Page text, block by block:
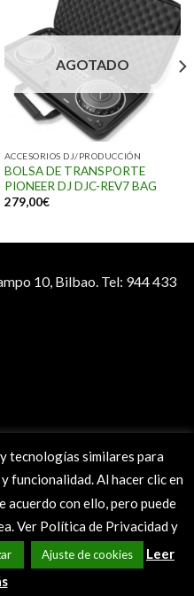
AGOTADO
ACCESORIOS DJ/PRODUCCIÓN
BOLSA DE TRANSPORTE
PIONEER DJ DJC-REV7 BAG
279,00€
10, Bilbao. Tel: 944 433
tecnologías similares para
funcionalidad. Al hacer clic en
acuerdo con ello, pero puede
Ver Política de Privacidad y
Ajuste de cookies
Leer